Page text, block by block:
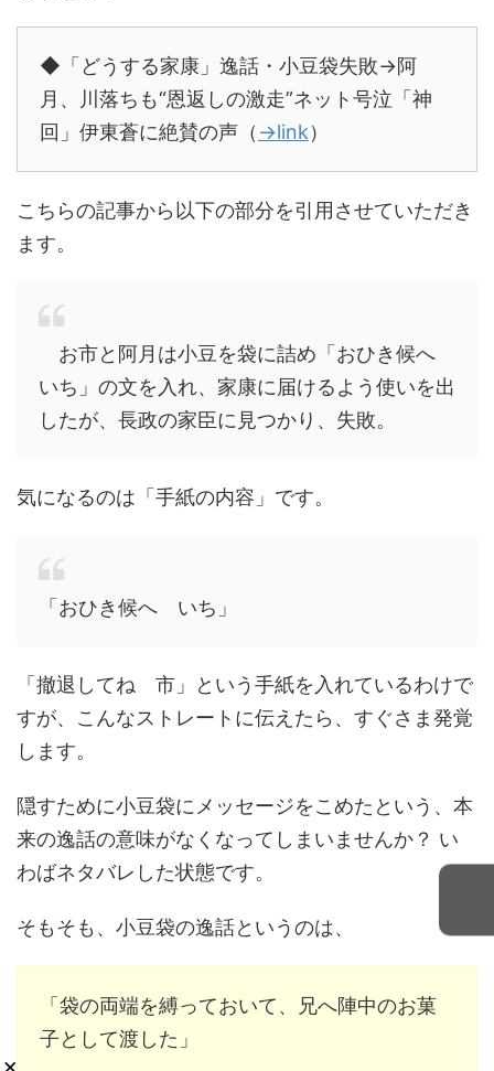
◆「どうする家康」逸話・小豆袋失敗→阿
月、川落ちも“恩返しの激走”ネット号泣「神
回」伊東蒼に絶賛の声（ →link）
こちらの記事から以下の部分を引用させていただき
ます。
お市と阿月は小豆を袋に詰め「おひき候へ
いち」の文を入れ、家康に届けるよう使いを出
したが、長政の家臣に見つかり、失敗。
気になるのは「手紙の内容」です。
「おひき候へ いち」
「撤退してね 市」という手紙を入れているわけで
すが、こんなストレートに伝えたら、すぐさま発覚
します。
隠すために小豆袋にメッセージをこめたという、本
来の逸話の意味がなくなってしまいませんか？ い
わばネタバレした状態です。
そもそも、小豆袋の逸話というのは、
「袋の両端を縛っておいて、兄へ陣中のお菓
子として渡した」